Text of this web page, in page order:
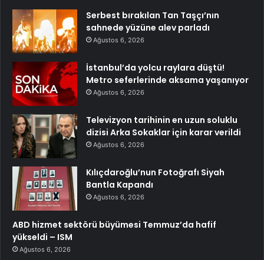
Serbest bırakılan Tan Taşçı’nın
sahnede yüzüne alev parladı
Ağustos 6, 2026
İstanbul’da yolcu raylara düştü!
Metro seferlerinde aksama yaşanıyor
Ağustos 6, 2026
Televizyon tarihinin en uzun soluklu
dizisi Arka Sokaklar için karar verildi
Ağustos 6, 2026
Kılıçdaroğlu’nun Fotoğrafı Siyah
Bantla Kapandı
Ağustos 6, 2026
ABD hizmet sektörü büyümesi Temmuz’da hafif
yükseldi – ISM
Ağustos 6, 2026